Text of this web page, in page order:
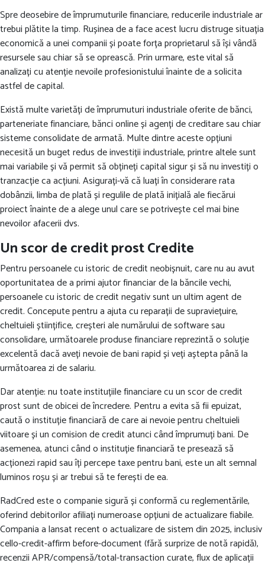
Spre deosebire de împrumuturile financiare, reducerile industriale ar
trebui plătite la timp. Rușinea de a face acest lucru distruge situația
economică a unei companii și poate forța proprietarul să își vândă
resursele sau chiar să se oprească. Prin urmare, este vital să
analizați cu atenție nevoile profesionistului înainte de a solicita
astfel de capital.
Există multe varietăți de împrumuturi industriale oferite de bănci,
parteneriate financiare, bănci online și agenți de creditare sau chiar
sisteme consolidate de armată. Multe dintre aceste opțiuni
necesită un buget redus de investiții industriale, printre altele sunt
mai variabile și vă permit să obțineți capital sigur și să nu investiți o
tranzacție ca acțiuni. Asigurați-vă că luați în considerare rata
dobânzii, limba de plată și regulile de plată inițială ale fiecărui
proiect înainte de a alege unul care se potrivește cel mai bine
nevoilor afacerii dvs.
Un scor de credit prost Credite
Pentru persoanele cu istoric de credit neobișnuit, care nu au avut
oportunitatea de a primi ajutor financiar de la băncile vechi,
persoanele cu istoric de credit negativ sunt un ultim agent de
credit. Concepute pentru a ajuta cu reparații de supraviețuire,
cheltuieli științifice, creșteri ale numărului de software sau
consolidare, următoarele produse financiare reprezintă o soluție
excelentă dacă aveți nevoie de bani rapid și veți aștepta până la
următoarea zi de salariu.
Dar atenție: nu toate instituțiile financiare cu un scor de credit
prost sunt de obicei de încredere. Pentru a evita să fii epuizat,
caută o instituție financiară de care ai nevoie pentru cheltuieli
viitoare și un comision de credit atunci când împrumuți bani. De
asemenea, atunci când o instituție financiară te presează să
acționezi rapid sau îți percepe taxe pentru bani, este un alt semnal
luminos roșu și ar trebui să te ferești de ea.
RadCred este o companie sigură și conformă cu reglementările,
oferind debitorilor afiliați numeroase opțiuni de actualizare fiabile.
Compania a lansat recent o actualizare de sistem din 2025, inclusiv
cello-credit-affirm before-document (fără surprize de notă rapidă),
recenzii APR/compensă/total-transaction curate, flux de aplicații